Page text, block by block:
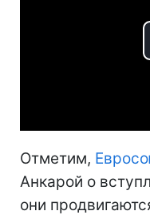
Отметим,
Анкарой о
они